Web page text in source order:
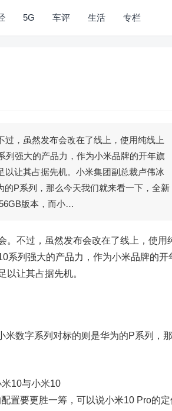
5G 车评 生活 专栏
，虽然发布会改在了线上，使用纯线上
列强大的产品力，作为小米品牌的开年旗
让其占据先机。小米集团副总裁卢伟冰
P系列，那么今天我们就来看一下，全新
版本，而小…
不过，虽然发布会改在了线上，使用
系列强大的产品力，作为小米品牌的开
让其占据先机。
数字系列对标的则是华为的P系列，
10与小米10
置要更胜一筹，可以说小米10 Pro的定